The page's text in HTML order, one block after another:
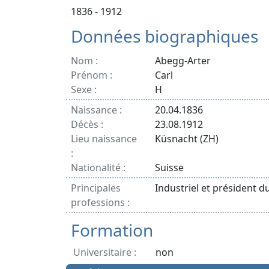
1836 - 1912
Données biographiques
Nom :
Abegg-Arter
Prénom :
Carl
Sexe :
H
Naissance :
20.04.1836
Décès :
23.08.1912
Lieu naissance
:
Küsnacht (ZH)
Nationalité :
Suisse
Principales
professions :
Industriel et président
Formation
Universitaire :
non